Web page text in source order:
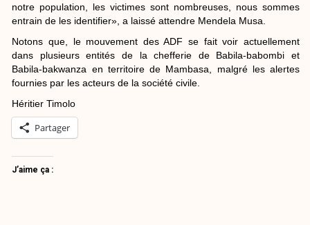
notre population, les victimes sont nombreuses, nous sommes
entrain de les identifier», a laissé attendre Mendela Musa.
Notons que, le mouvement des ADF se fait voir actuellement
dans plusieurs entités de la chefferie de Babila-babombi et
Babila-bakwanza en territoire de Mambasa, malgré les alertes
fournies par les acteurs de la société civile.
Héritier Timolo
Partager
J’aime ça :